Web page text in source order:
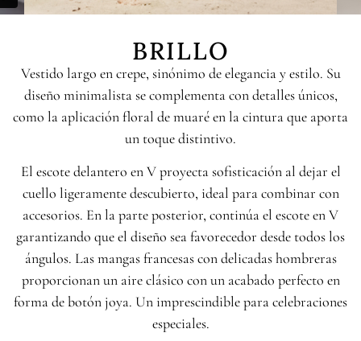
BRILLO
Vestido largo en crepe, sinónimo de elegancia y estilo. Su
diseño minimalista se complementa con detalles únicos,
como la aplicación floral de muaré en la cintura que aporta
un toque distintivo.
El escote delantero en V proyecta sofisticación al dejar el
cuello ligeramente descubierto, ideal para combinar con
accesorios. En la parte posterior, continúa el escote en V
garantizando que el diseño sea favorecedor desde todos los
ángulos. Las mangas francesas con delicadas hombreras
proporcionan un aire clásico con un acabado perfecto en
forma de botón joya. Un imprescindible para celebraciones
especiales.